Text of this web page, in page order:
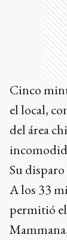
Cinco
el local,
del área
Su
A los 33
permitió